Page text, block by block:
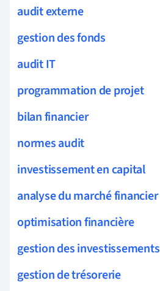
audit externe
gestion des fonds
audit IT
programmation de projet
bilan financier
normes audit
investissement en capital
analyse du marché financier
optimisation financière
gestion des investissements
gestion de trésorerie